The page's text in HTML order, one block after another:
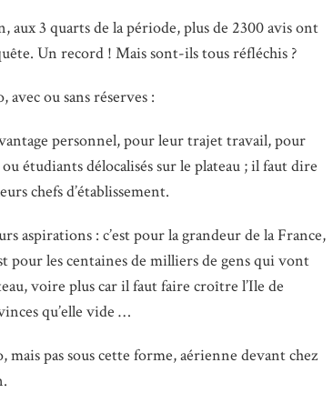
aux 3 quarts de la période, plus de 2300 avis ont
Un record ! Mais sont-ils tous réfléchis ?
avec ou sans réserves :
personnel, pour leur trajet travail, pour
étudiants délocalisés sur le plateau ; il faut dire
chefs d’établissement.
aspirations : c’est pour la grandeur de la France,
pour les centaines de milliers de gens qui vont
voire plus car il faut faire croître l’Ile de
qu’elle vide …
pas sous cette forme, aérienne devant chez